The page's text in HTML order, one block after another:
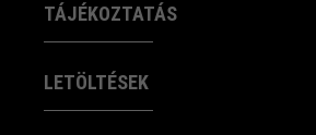
TÁJÉKOZTATÁS
LETÖLTÉSEK